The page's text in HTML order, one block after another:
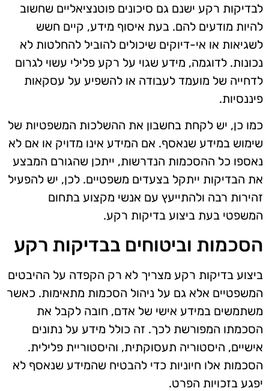
לבדיקות רקע ישנם גם סיכונים פוטנציאליים שחשוב
להיות מודעים להם. בעת איסוף מידע, קיים חשש
לשגיאות או אי-דיוקים שיכולים להוביל להחלטות לא
נכונות. לדוגמה, מידע שגוי על רקע פלילי עשוי לגרום
לדחייה של מועמד לעבודה או להשפיע על עסקאות
פיננסיות.
כמו כן, יש לקחת בחשבון את ההשלכות המשפטיות של
שימוש במידע שנאסף. אם המידע אינו מדויק או אם לא
נאספו כל ההסכמות הנדרשות, ייתכן שהגורם המבצע
את הבדיקות ייתקל בצעדים משפטיים. לכן, יש להפעיל
זהירות רבה ולהתייעץ עם אנשי מקצוע בתחום
המשפטי בעת ביצוע בדיקות רקע.
הסכמות וביטוחים בבדיקות רקע
ביצוע בדיקות רקע מצריך לא רק הקפדה על ההיבטים
המשפטיים אלא גם על ניהול הסכמות מתאימות. כאשר
משתמשים במידע אישי של אדם, חובה לקבל את
הסכמתו המפורשת לכך. זה כולל מידע על נתונים
אישיים, היסטוריה תעסוקתית, והיסטוריית פלילית.
הסכמות אלו חיוניות כדי להבטיח שהמידע שנאסף לא
יפגע בזכויות הפרט.